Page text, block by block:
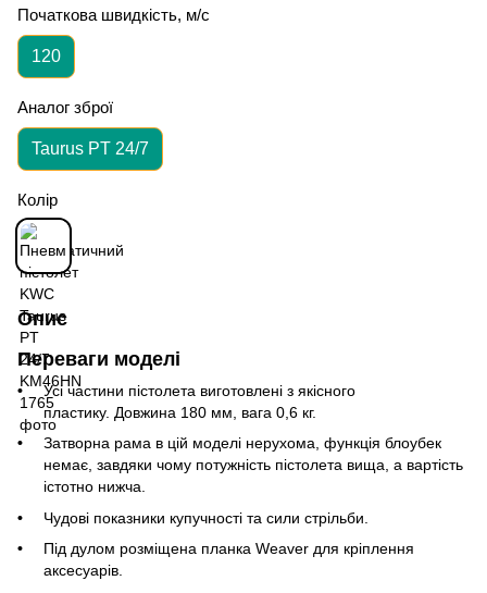
Початкова швидкість, м/с
120
Аналог зброї
Taurus PT 24/7
Колір
Опис
Переваги моделі
Усі частини пістолета виготовлені з якісного
пластику. Довжина 180 мм, вага 0,6 кг.
Затворна рама в цій моделі нерухома, функція блоубек
немає, завдяки чому потужність пістолета вища, а вартість
істотно нижча.
Чудові показники купучності та сили стрільби.
Під дулом розміщена планка Weaver для кріплення
аксесуарів.